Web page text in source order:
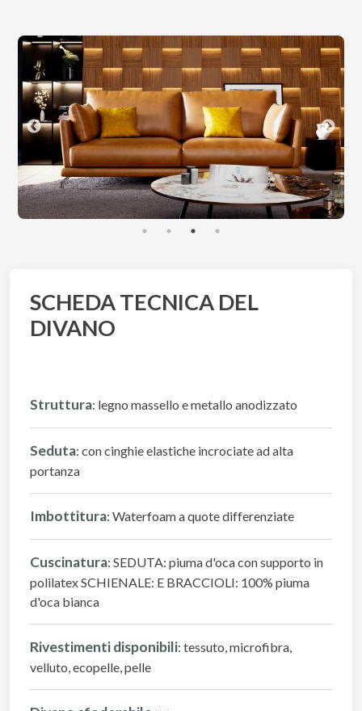
SCHEDA TECNICA DEL
DIVANO
Struttura: legno massello e metallo anodizzato
Seduta: con cinghie elastiche incrociate ad alta
portanza
Imbottitura: Waterfoam a quote differenziate
Cuscinatura: SEDUTA: piuma d'oca con supporto in
polilatex SCHIENALE: E BRACCIOLI: 100% piuma
d'oca bianca
Rivestimenti disponibili: tessuto, microfibra,
velluto, ecopelle, pelle